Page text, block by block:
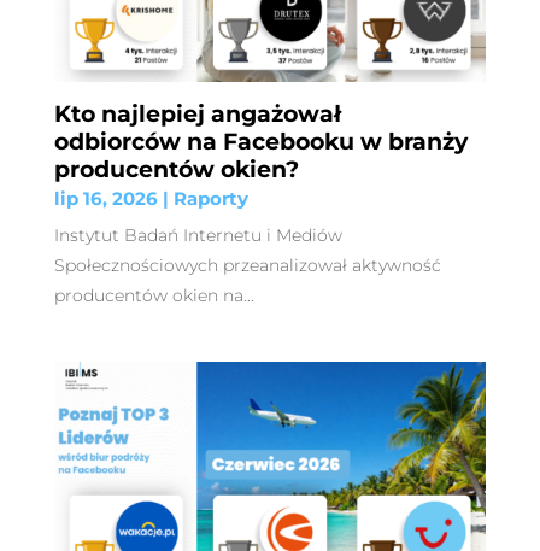
Kto najlepiej angażował
odbiorców na Facebooku w branży
producentów okien?
lip 16, 2026| Raporty
Instytut Badań Internetu i Mediów
Społecznościowych przeanalizował aktywność
producentów okien na...